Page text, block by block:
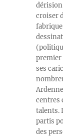
croiser
premier
ses
centres
talents.
partis
des